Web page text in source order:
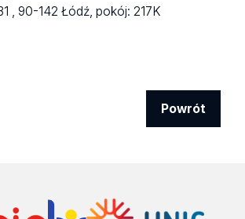
,90-142 Łódź,pokój: 217K
Powrót